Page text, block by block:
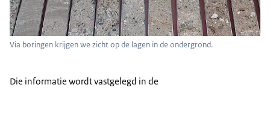
Via boringen krijgen we zicht op de lagen in de ondergrond.
Die informatie wordt vastgelegd in de